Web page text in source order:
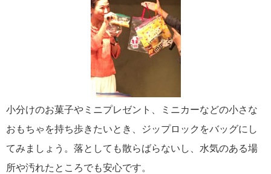
小分けのお菓子やミニプレゼント、ミニカーなどの小さな
おもちゃを持ち歩きたいとき、ジップロックをバッグにし
てみましょう。落としても散らばらないし、水気のある場
所や汚れたところでも安心です。